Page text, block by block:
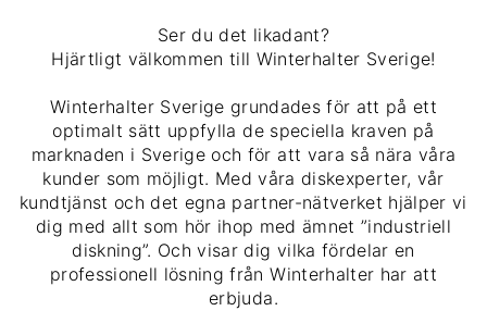
Ser du det likadant?
Hjärtligt välkommen till Winterhalter Sverige!
Winterhalter Sverige grundades för att på ett
optimalt sätt uppfylla de speciella kraven på
marknaden i Sverige och för att vara så nära våra
kunder som möjligt. Med våra diskexperter, vår
kundtjänst och det egna partner-nätverket hjälper vi
dig med allt som hör ihop med ämnet ”industriell
diskning”. Och visar dig vilka fördelar en
professionell lösning från Winterhalter har att
erbjuda.